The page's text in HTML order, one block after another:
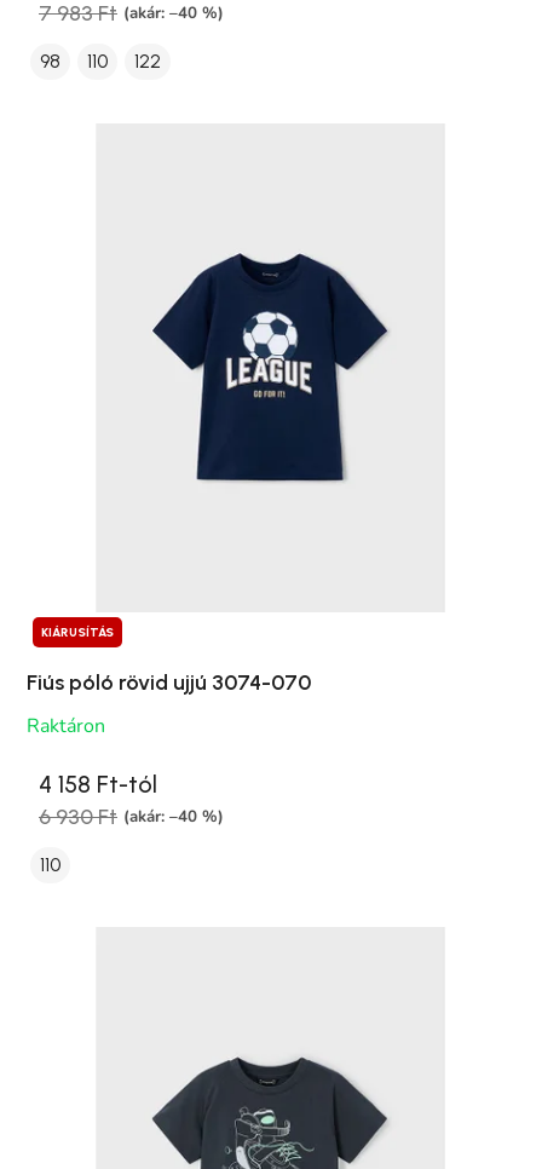
7 983 Ft (akár: –40 %)
98 110 122
KIÁRUSÍTÁS
Fiús póló rövid ujjú 3074-070
Raktáron
4 158 Ft-tól
6 930 Ft (akár: –40 %)
110